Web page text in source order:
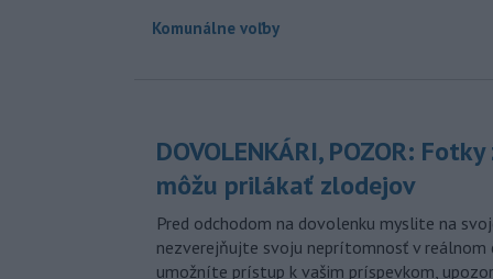
Komunálne voľby
DOVOLENKÁRI, POZOR:
môžu prilákať zlodejov
Pred odchodom na dovolenku myslite na
nezverejňujte svoju neprítomnosť v reálnom
umožníte prístup k vašim príspevkom,